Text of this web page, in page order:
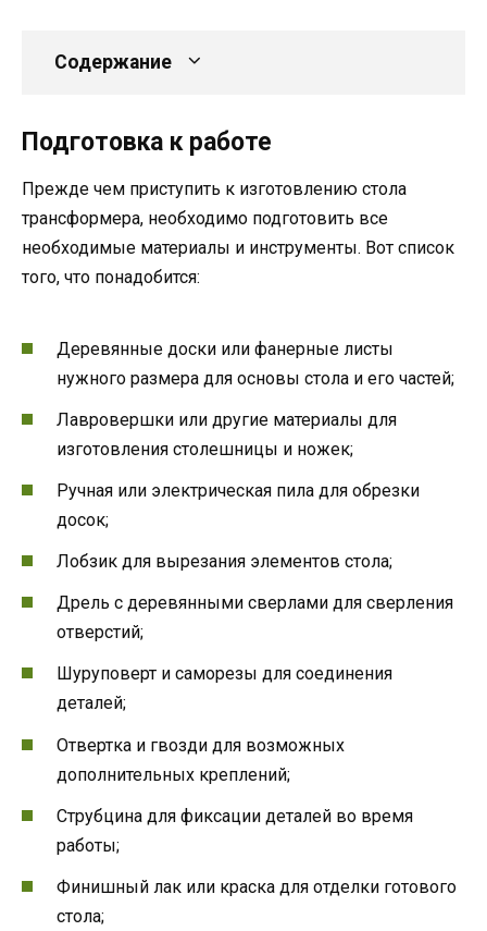
Содержание
Подготовка к работе
Прежде чем приступить к изготовлению стола
трансформера, необходимо подготовить все
необходимые материалы и инструменты. Вот список
того, что понадобится:
Деревянные доски или фанерные листы
нужного размера для основы стола и его частей;
Лавровершки или другие материалы для
изготовления столешницы и ножек;
Ручная или электрическая пила для обрезки
досок;
Лобзик для вырезания элементов стола;
Дрель с деревянными сверлами для сверления
отверстий;
Шуруповерт и саморезы для соединения
деталей;
Отвертка и гвозди для возможных
дополнительных креплений;
Струбцина для фиксации деталей во время
работы;
Финишный лак или краска для отделки готового
стола;